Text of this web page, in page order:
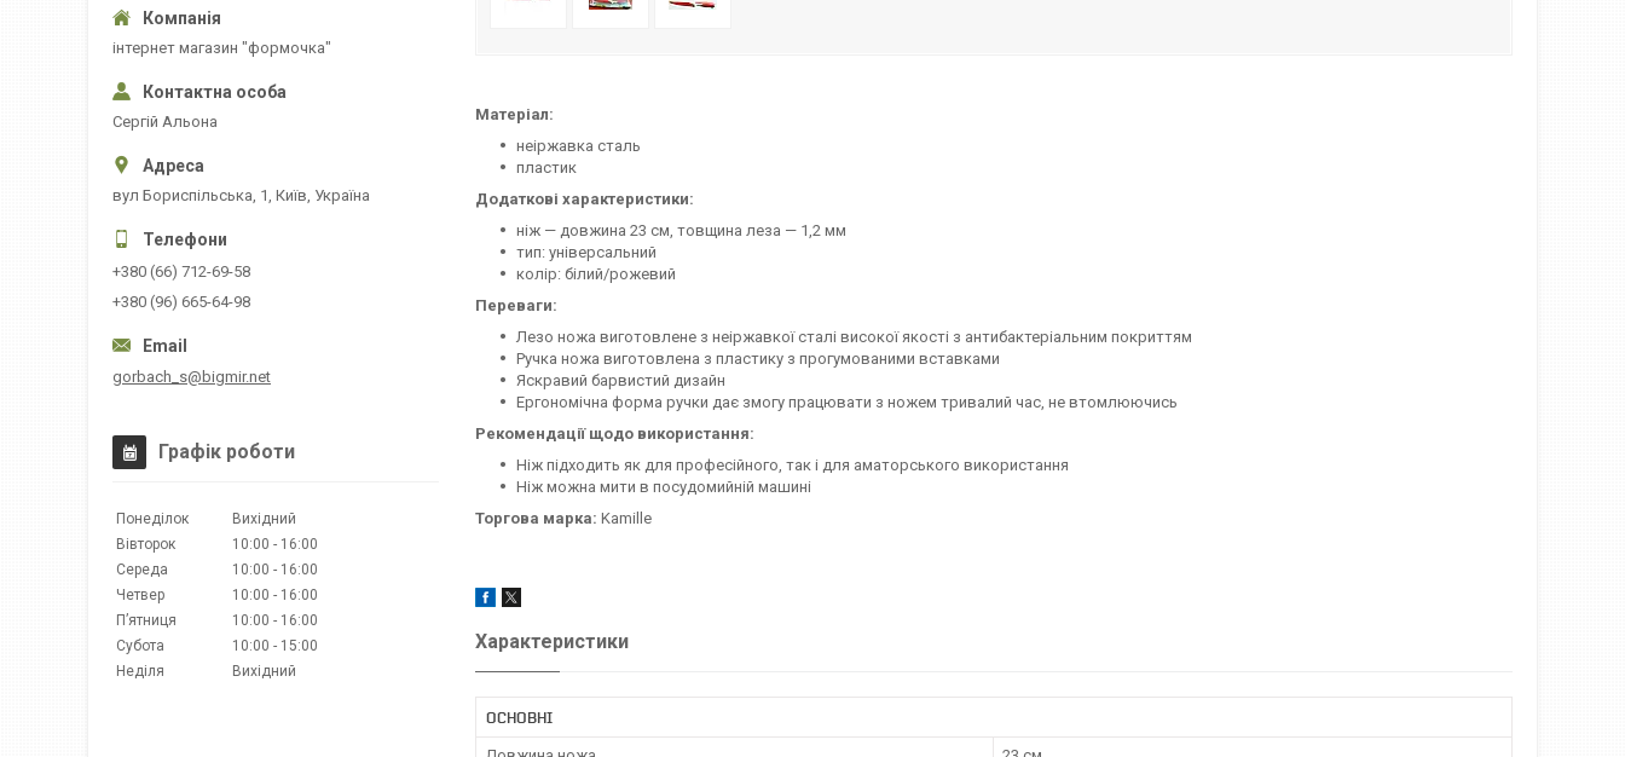
Матеріал:
неіржавка сталь
пластик
Додаткові характеристики:
ніж — довжина 23 см, товщина леза — 1,2 мм
тип: універсальний
колір: білий/рожевий
Переваги:
Лезо ножа виготовлене з неіржавкої сталі високої якості з антибактеріальним покриттям
Ручка ножа виготовлена з пластику з прогумованими вставками
Яскравий барвистий дизайн
Ергономічна форма ручки дає змогу працювати з ножем тривалий час, не втомлюючись
Рекомендації щодо використання:
Ніж підходить як для професійного, так і для аматорського використання
Ніж можна мити в посудомийній машині
Торгова марка: Kamille
Характеристики
ОСНОВНІ
інтернет магазин "формочка"
Сергій Альона
вул Бориспільська, 1, Київ, Україна
+380 (66) 712-69-58
+380 (96) 665-64-98
gorbach_s@bigmir.net
Графік роботи
Понеділок
Вихідний
Вівторок
10:00
16:00
Середа
10:00
16:00
Четвер
10:00
16:00
Пʼятниця
10:00
16:00
Субота
10:00
15:00
Неділя
Вихідний